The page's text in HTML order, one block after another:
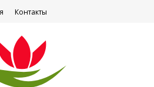
Контакты